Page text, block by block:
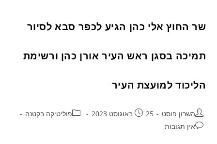
שר החוץ אלי כהן הגיע לכפר סבא לסיור
תמיכה בסגן ראש העיר אורן כהן ורשימת
הליכוד למועצת העיר
השרון פוסט 25 באוגוסט 2023
פוליטיקה בקטנה
אין תגובות